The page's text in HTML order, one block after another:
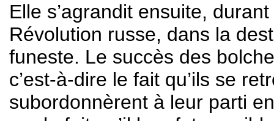
Elle s’agrandit ensuite,
Révolution russe, dans la
funeste. Le succès des
c’est-à-dire le fait qu’ils se
subordonnèrent à leur parti